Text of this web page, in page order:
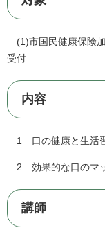
(1)市国民健康保険
受付
内容
1 口の健康と生活
2 効果的な口のマ
講師